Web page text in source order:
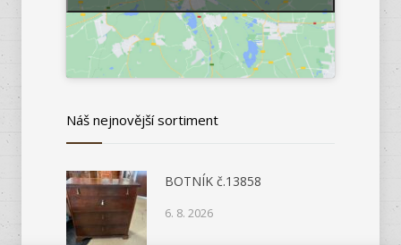
Náš nejnovější sortiment
BOTNÍK č.13858
6. 8. 2026